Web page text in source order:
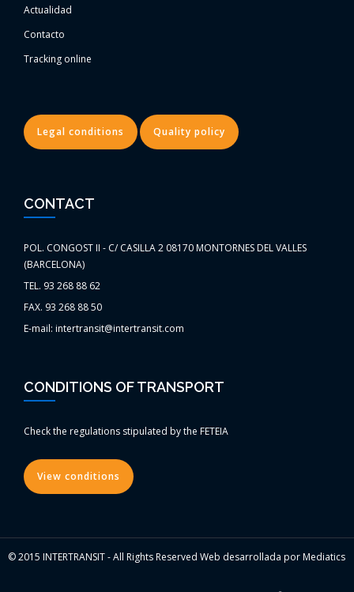
Actualidad
Contacto
Tracking online
Legal conditions Quality policy
CONTACT
POL. CONGOST II - C/ CASILLA 2 08170 MONTORNES DEL VALLES
(BARCELONA)
TEL. 93 268 88 62
FAX. 93 268 88 50
E-mail: intertransit@intertransit.com
CONDITIONS OF TRANSPORT
Check the regulations stipulated by the FETEIA
View conditions
© 2015 INTERTRANSIT - All Rights Reserved Web desarrollada por Mediatics